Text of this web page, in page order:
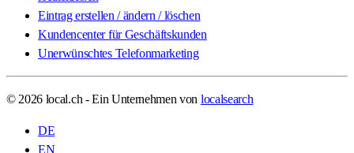
Eintrag erstellen / ändern / löschen
Kundencenter für Geschäftskunden
Unerwünschtes Telefonmarketing
© 2026 local.ch - Ein Unternehmen von localsearch
DE
EN